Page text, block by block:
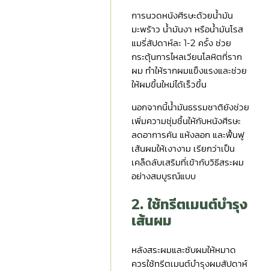
การนวดหนังศีรษะด้วยน้ำมัน
มะพร้าว น้ำมันงา หรือน้ำมันโรส
แมรี่สัปดาห์ละ 1-2 ครั้ง ช่วย
กระตุ้นการไหลเวียนโลหิตที่ราก
ผม ทำให้รากผมแข็งแรงและช่วย
ให้ผมขึ้นใหม่ได้เร็วขึ้น
นอกจากนี้น้ำมันธรรมชาติยังช่วย
เพิ่มความชุ่มชื้นให้กับหนังศีรษะ
ลดอาการคัน แห้งลอก และฟื้นฟู
เส้นผมให้เงางาม เรียกว่าเป็น
เคล็ดลับเสริมที่เข้ากับวิธีสระผม
อย่างสมบูรณ์แบบ
2. ใช้ทรีตเมนต์บำรุง
เส้นผม
หลังสระผมและซับผมให้หมาด
ควรใช้ทรีตเมนต์บำรุงผมสัปดาห์